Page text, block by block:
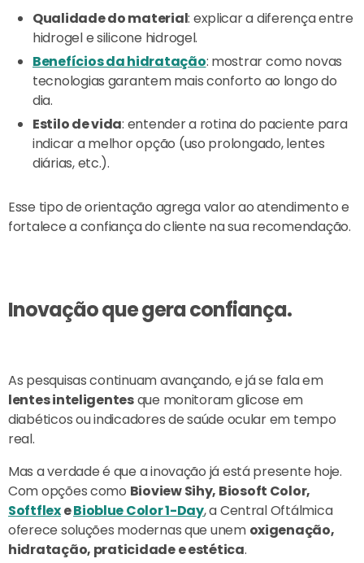
Qualidade do material: explicar a diferença entre
hidrogel e silicone hidrogel.
Benefícios da hidratação: mostrar como novas
tecnologias garantem mais conforto ao longo do
dia.
Estilo de vida: entender a rotina do paciente para
indicar a melhor opção (uso prolongado, lentes
diárias, etc.).
Esse tipo de orientação agrega valor ao atendimento e
fortalece a confiança do cliente na sua recomendação.
Inovação que gera confiança.
As pesquisas continuam avançando, e já se fala em
lentes inteligentesque monitoram glicose em
diabéticos ou indicadores de saúde ocular em tempo
real.
Mas a verdade é que a inovação já está presente hoje.
Com opções como Bioview Sihy, Biosoft Color,
SoftflexeBioblue Color 1-Day, a Central Oftálmica
oferece soluções modernas que unem oxigenação,
hidratação, praticidade e estética.